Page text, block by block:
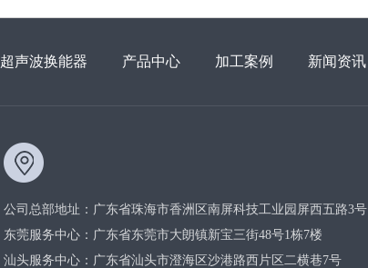
超声波换能器 产品中心 加工案例 新闻资讯
公司总部地址：广东省珠海市香洲区南屏科技工业园屏西五路3号
东莞服务中心：广东省东莞市大朗镇新宝三街48号1栋7楼
汕头服务中心：广东省汕头市澄海区沙港路西片区二横巷7号